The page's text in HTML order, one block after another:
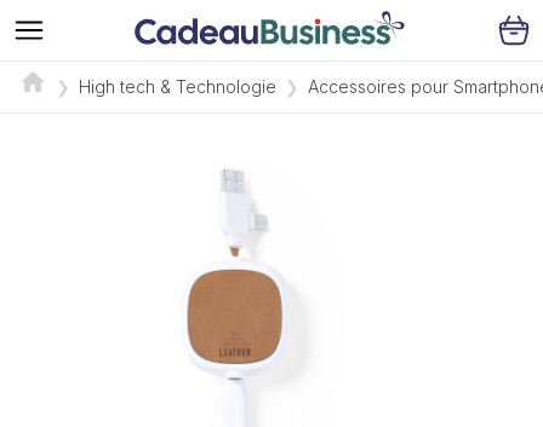
High tech & Technologie Accessoires pour